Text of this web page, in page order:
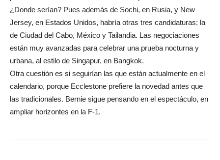
¿Donde serían? Pues además de Sochi, en Rusia, y New
Jersey, en Estados Unidos, habría otras tres candidaturas: la
de Ciudad del Cabo, México y Tailandia. Las negociaciones
están muy avanzadas para celebrar una prueba nocturna y
urbana, al estilo de Singapur, en Bangkok.
Otra cuestión es si seguirían las que están actualmente en el
calendario, porque Ecclestone prefiere la novedad antes que
las tradicionales. Bernie sigue pensando en el espectáculo, en
ampliar horizontes en la F-1.